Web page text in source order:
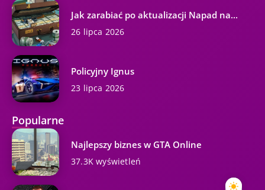
Jak zarabiać po aktualizacji Napad na...
26 lipca 2026
Policyjny Ignus
23 lipca 2026
Popularne
Najlepszy biznes w GTA Online
37.3K wyświetleń